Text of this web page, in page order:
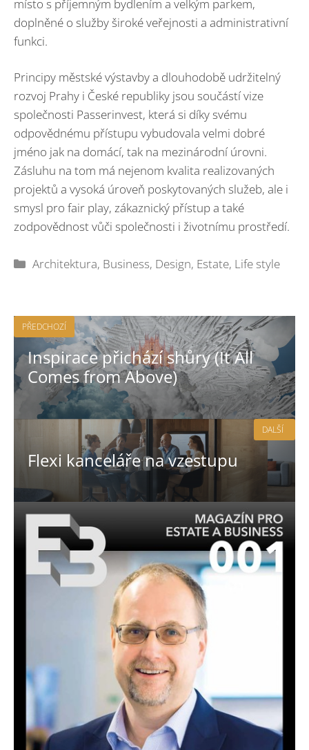
místo s příjemným bydlením a velkým parkem,
doplněné o služby široké veřejnosti a administrativní
funkci.
Principy městské výstavby a dlouhodobě udržitelný
rozvoj Prahy i České republiky jsou součástí vize
společnosti Passerinvest, která si díky svému
odpovědnému přístupu vybudovala velmi dobré
jméno jak na domácí, tak na mezinárodní úrovni.
Zásluhu na tom má nejenom kvalita realizovaných
projektů a vysoká úroveň poskytovaných služeb, ale i
smysl pro fair play, zákaznický přístup a také
zodpovědnost vůči společnosti i životnímu prostředí.
Rubriky
Architektura, Business, Design, Estate, Life style
PŘEDCHOZÍ
Inspirace přichází shůry (It All
Comes from Above)
Flexi kanceláře na vzestupu
DALŠÍ